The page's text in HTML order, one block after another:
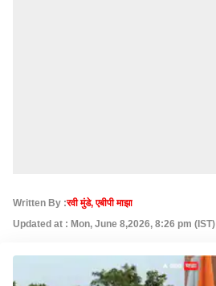
Written By :रवी मुंडे, एबीपी माझा
Updated at : Mon, June 8,2026, 8:26 pm (IST)